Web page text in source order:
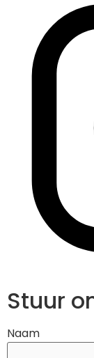
Stuur
Naam